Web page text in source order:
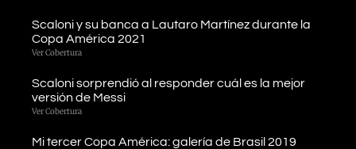
Scaloni y su banca a Lautaro Martínez durante la
Copa América 2021
Ver Cobertura
Scaloni sorprendió al responder cuál es la mejor
versión de Messi
Ver Cobertura
Mi tercer Copa América: galería de Brasil 2019